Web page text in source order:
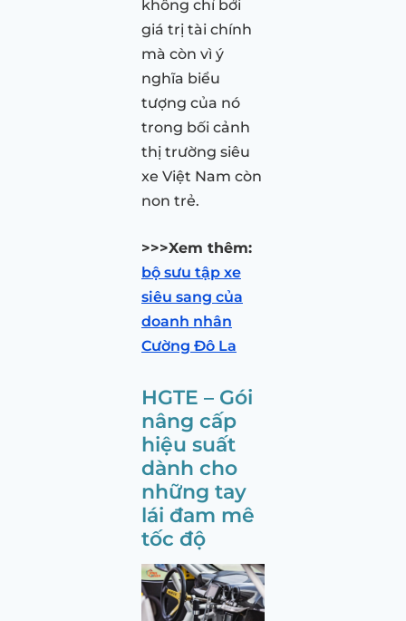
không chỉ bởi
giá trị tài chính
mà còn vì ý
nghĩa biểu
tượng của nó
trong bối cảnh
thị trường siêu
xe Việt Nam còn
non trẻ.
>>>Xem thêm:
bộ sưu tập xe
siêu sang của
doanh nhân
Cường Đô La
HGTE – Gói
nâng cấp
hiệu suất
dành cho
những tay
lái đam mê
tốc độ